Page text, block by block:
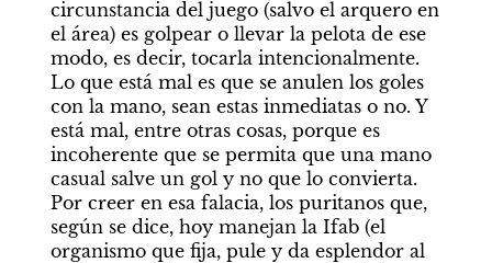
circunstancia del juego (salvo el arquero en
el área) es golpear o llevar la pelota de ese
modo, es decir, tocarla intencionalmente.
Lo que está mal es que se anulen los goles
con la mano, sean estas inmediatas o no. Y
está mal, entre otras cosas, porque es
incoherente que se permita que una mano
casual salve un gol y no que lo convierta.
Por creer en esa falacia, los puritanos que,
según se dice, hoy manejan la Ifab (el
organismo que fija, pule y da esplendor al